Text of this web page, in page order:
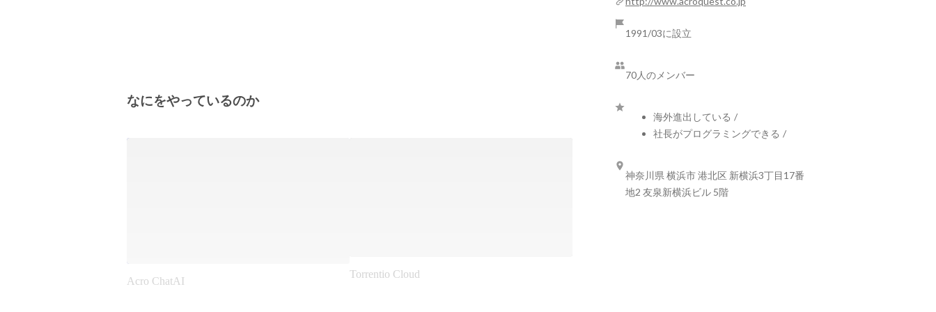
なにをやっているのか
Acro ChatAI
Torrentio Cloud
1991/03に設立
70人のメンバー
海外進出している /
社長がプログラミングできる /
神奈川県 横浜市 港北区 新横浜3丁目17番
地2 友泉新横浜ビル 5階